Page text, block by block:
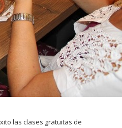
las clases gratuitas de